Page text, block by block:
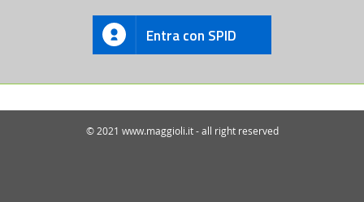
Entra con SPID
© 2021 www.maggioli.it - all right reserved